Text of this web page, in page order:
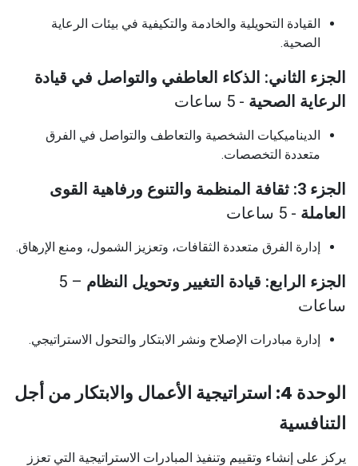
القيادة التحويلية والخادمة والتكيفية في بيئات الرعاية
الصحية.
الجزء الثاني: الذكاء العاطفي والتواصل في قيادة
الرعاية الصحية - 5 ساعات
الديناميكيات الشخصية والتعاطف والتواصل في الفرق
متعددة التخصصات.
الجزء 3: ثقافة المنظمة والتنوع ورفاهية القوى
العاملة - 5 ساعات
إدارة الفرق متعددة الثقافات، وتعزيز الشمول، ومنع الإرهاق.
الجزء الرابع: قيادة التغيير وتحويل النظام
– 5
ساعات
إدارة مبادرات الإصلاح ونشر الابتكار والتحول الاستراتيجي.
الوحدة 4: استراتيجية الأعمال والابتكار من أجل
التنافسية
يركز على إنشاء وتقييم وتنفيذ المبادرات الاستراتيجية التي تعزز